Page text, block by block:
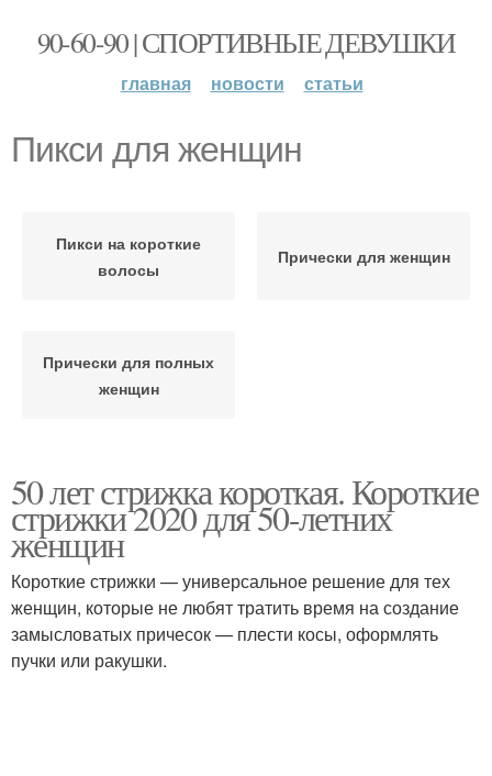
90-60-90 | СПОРТИВНЫЕ ДЕВУШКИ
главная новости статьи
Пикси для женщин
Пикси на короткие
волосы
Прически для женщин
Прически для полных
женщин
50 лет стрижка короткая. Короткие
стрижки 2020 для 50-летних
женщин
Короткие стрижки — универсальное решение для тех
женщин, которые не любят тратить время на создание
замысловатых причесок — плести косы, оформлять
пучки или ракушки.